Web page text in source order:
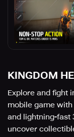
KINGDOM
Explore and fight
mobile game
and lightning-fast
uncover